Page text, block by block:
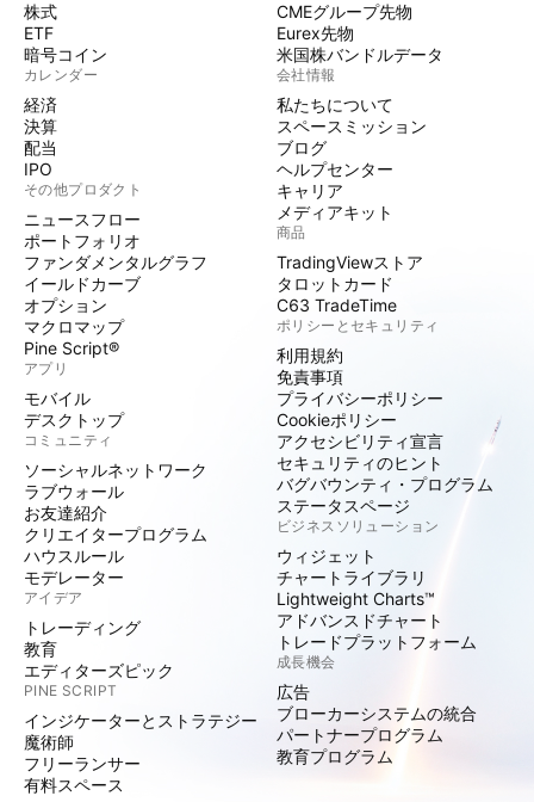
株式
ETF
暗号コイン
カレンダー
経済
決算
配当
IPO
その他プロダクト
ニュースフロー
ポートフォリオ
ファンダメンタルグラフ
イールドカーブ
オプション
マクロマップ
Pine Script®
アプリ
モバイル
デスクトップ
コミュニティ
ソーシャルネットワーク
ラブウォール
お友達紹介
クリエイタープログラム
ハウスルール
モデレーター
アイデア
トレーディング
教育
エディターズピック
PINE SCRIPT
インジケーターとストラテジー
魔術師
フリーランサー
有料スペース
CMEグループ先物
Eurex先物
米国株バンドルデータ
会社情報
私たちについて
スペースミッション
ブログ
ヘルプセンター
キャリア
メディアキット
商品
TradingViewストア
タロットカード
C63 TradeTime
ポリシーとセキュリティ
利用規約
免責事項
プライバシーポリシー
Cookieポリシー
アクセシビリティ宣言
セキュリティのヒント
バグバウンティ・プログラム
ステータスページ
ビジネスソリューション
ウィジェット
チャートライブラリ
Lightweight Charts™
アドバンスドチャート
トレードプラットフォーム
成長機会
広告
ブローカーシステムの統合
パートナープログラム
教育プログラム